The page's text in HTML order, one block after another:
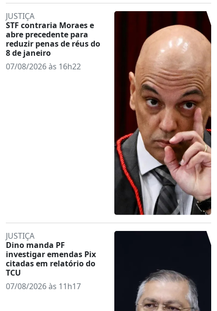
JUSTIÇA
STF contraria Moraes e
abre precedente para
reduzir penas de réus do
8 de janeiro
07/08/2026 às 16h22
JUSTIÇA
Dino manda PF
investigar emendas Pix
citadas em relatório do
TCU
07/08/2026 às 11h17